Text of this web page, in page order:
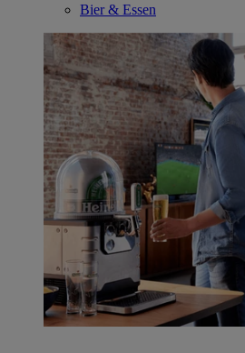
Bier & Essen